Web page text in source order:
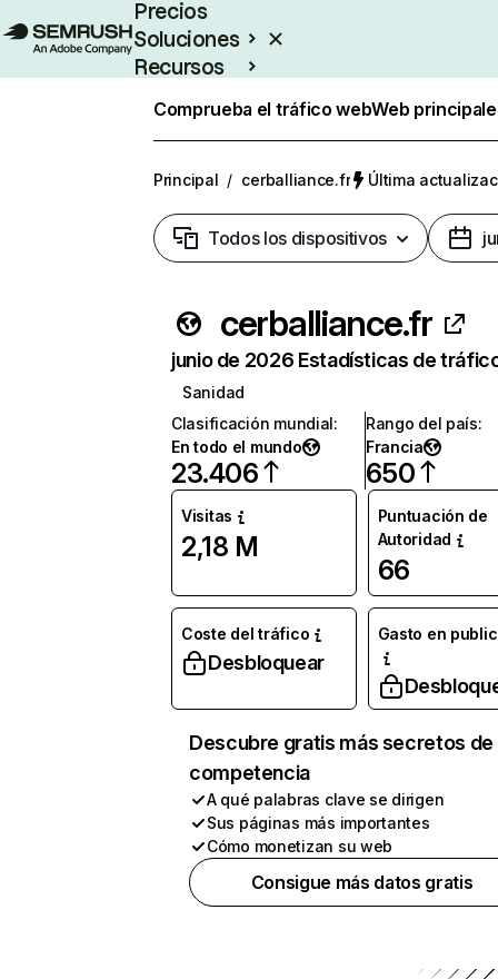
Precios
Soluciones
Recursos
Comprueba el tráfico webWeb
Principal / cerballiance.fr Última
Todos los dispositivos
cerballiance.fr
junio de 2026 Estadísticas de
Sanidad
Clasificación mundial:
En todo el mundo
23.406
Rango del país:
Francia
650
Visitas
2,18 M
Puntuación de
Autoridad
66
Coste del tráfico
Desbloquear
Gasto en
Descubre gratis más secretos de
competencia
A qué palabras clave se dirigen
Sus páginas más importantes
Cómo monetizan su web
Consigue más datos gratis